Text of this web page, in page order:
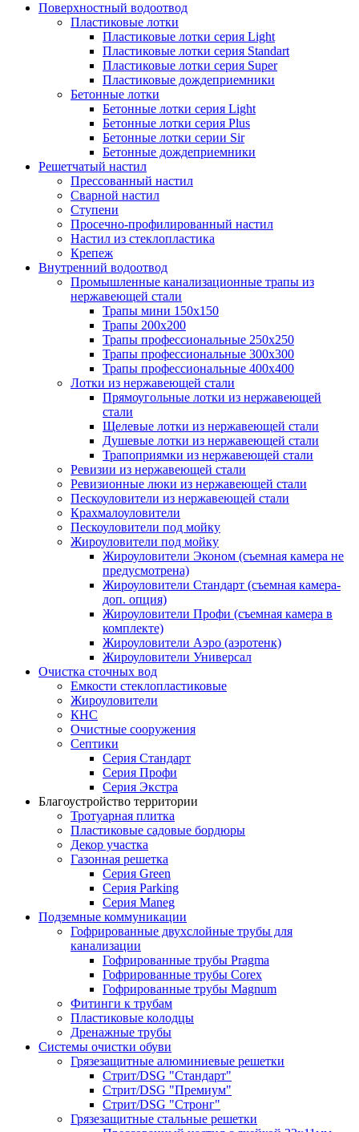
Поверхностный водоотвод
Пластиковые лотки
Пластиковые лотки серия Light
Пластиковые лотки серия Standart
Пластиковые лотки серия Super
Пластиковые дождеприемники
Бетонные лотки
Бетонные лотки серия Light
Бетонные лотки серия Plus
Бетонные лотки серии Sir
Бетонные дождеприемники
Решетчатый настил
Прессованный настил
Сварной настил
Ступени
Просечно-профилированный настил
Настил из стеклопластика
Крепеж
Внутренний водоотвод
Промышленные канализационные трапы из
нержавеющей стали
Трапы мини 150х150
Трапы 200х200
Трапы профессиональные 250х250
Трапы профессиональные 300х300
Трапы профессиональные 400х400
Лотки из нержавеющей стали
Прямоугольные лотки из нержавеющей
стали
Щелевые лотки из нержавеющей стали
Душевые лотки из нержавеющей стали
Трапоприямки из нержавеющей стали
Ревизии из нержавеющей стали
Ревизионные люки из нержавеющей стали
Пескоуловители из нержавеющей стали
Крахмалоуловители
Пескоуловители под мойку
Жироуловители под мойку
Жироуловители Эконом (съемная камера не
предусмотрена)
Жироуловители Стандарт (съемная камера-
доп. опция)
Жироуловители Профи (съемная камера в
комплекте)
Жироуловители Аэро (аэротенк)
Жироуловители Универсал
Очистка сточных вод
Емкости стеклопластиковые
Жироуловители
КНС
Очистные сооружения
Септики
Серия Стандарт
Серия Профи
Серия Экстра
Благоустройство территории
Тротуарная плитка
Пластиковые садовые бордюры
Декор участка
Газонная решетка
Серия Green
Серия Parking
Серия Maneg
Подземные коммуникации
Гофрированные двухслойные трубы для
канализации
Гофрированные трубы Pragma
Гофрированные трубы Corex
Гофрированные трубы Magnum
Фитинги к трубам
Пластиковые колодцы
Дренажные трубы
Системы очистки обуви
Грязезащитные алюминиевые решетки
Стрит/DSG "Стандарт"
Стрит/DSG "Премиум"
Стрит/DSG "Стронг"
Грязезащитные стальные решетки